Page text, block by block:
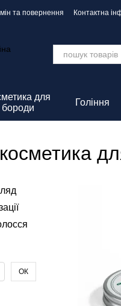
та повернення Контактна
для
бороди
Гоління
ОК